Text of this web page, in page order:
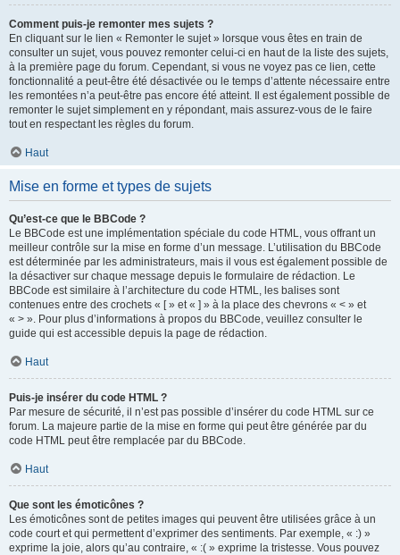
Comment puis-je remonter mes sujets ?
En cliquant sur le lien « Remonter le sujet » lorsque vous êtes en train de
consulter un sujet, vous pouvez remonter celui-ci en haut de la liste des sujets,
à la première page du forum. Cependant, si vous ne voyez pas ce lien, cette
fonctionnalité a peut-être été désactivée ou le temps d’attente nécessaire entre
les remontées n’a peut-être pas encore été atteint. Il est également possible de
remonter le sujet simplement en y répondant, mais assurez-vous de le faire
tout en respectant les règles du forum.
Haut
Mise en forme et types de sujets
Qu’est-ce que le BBCode ?
Le BBCode est une implémentation spéciale du code HTML, vous offrant un
meilleur contrôle sur la mise en forme d’un message. L’utilisation du BBCode
est déterminée par les administrateurs, mais il vous est également possible de
la désactiver sur chaque message depuis le formulaire de rédaction. Le
BBCode est similaire à l’architecture du code HTML, les balises sont
contenues entre des crochets « [ » et « ] » à la place des chevrons « < » et
« > ». Pour plus d’informations à propos du BBCode, veuillez consulter le
guide qui est accessible depuis la page de rédaction.
Haut
Puis-je insérer du code HTML ?
Par mesure de sécurité, il n’est pas possible d’insérer du code HTML sur ce
forum. La majeure partie de la mise en forme qui peut être générée par du
code HTML peut être remplacée par du BBCode.
Haut
Que sont les émoticônes ?
Les émoticônes sont de petites images qui peuvent être utilisées grâce à un
code court et qui permettent d’exprimer des sentiments. Par exemple, « :) »
exprime la joie, alors qu’au contraire, « :( » exprime la tristesse. Vous pouvez